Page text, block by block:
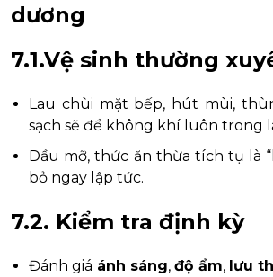
dương
7.1.Vệ sinh thường
Lau chùi mặt bếp, hút mùi,
sạch sẽ để không khí luôn trong
Dầu mỡ, thức ăn thừa tích tụ là
bỏ ngay lập tức.
7.2. Kiểm tra định kỳ
Đánh giá ánh sáng,độ ẩm, lưu